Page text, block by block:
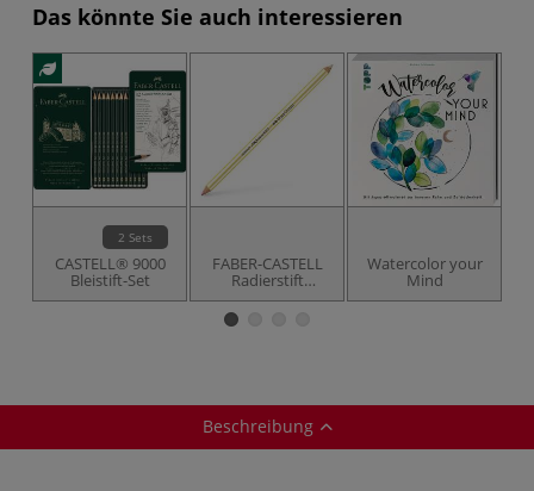
Das könnte Sie auch interessieren
2 Sets
CASTELL® 9000
Bleistift-Set
FABER-CASTELL
Radierstift
PERFECTION
Watercolor your
Mind
Beschreibung